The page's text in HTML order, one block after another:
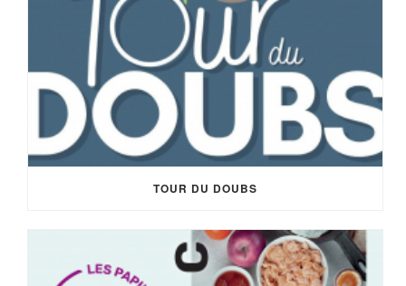
TOUR DU DOUBS